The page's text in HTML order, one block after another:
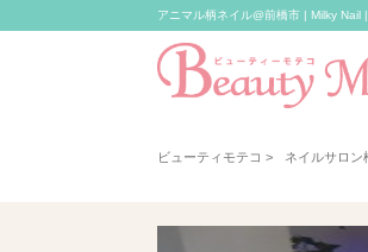
アニマル柄ネイル@前橋市 | Milky Nail
ビューティモテコ > ネイルサロン